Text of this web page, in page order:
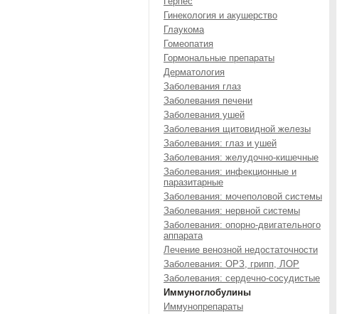
Гинекология и акушерство
Глаукома
Гомеопатия
Гормональные препараты
Дерматология
Заболевания глаз
Заболевания печени
Заболевания ушей
Заболевания щитовидной железы
Заболевания: глаз и ушей
Заболевания: желудочно-кишечные
Заболевания: инфекционные и
паразитарные
Заболевания: мочеполовой системы
Заболевания: нервной системы
Заболевания: опорно-двигательного
аппарата
Лечение венозной недостаточности
Заболевания: ОРЗ, грипп, ЛОР
Заболевания: сердечно-сосудистые
Иммуноглобулины
Иммунопрепараты